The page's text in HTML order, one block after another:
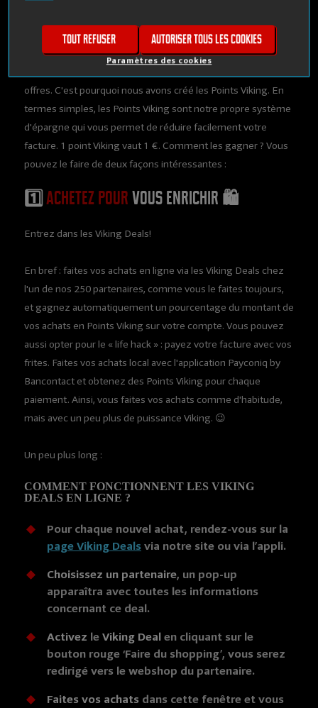
Chez Mobile Vikings, nous trouvons que vous ne méritez pas
offres. C'est pourquoi nous avons créé les Points Viking. En
termes simples, les Points Viking sont notre propre système
d'épargne qui vous permet de réduire facilement votre
facture. 1 point Viking vaut 1 €. Comment les gagner ? Vous
pouvez le faire de deux façons intéressantes :
1️⃣Achetez pourvous enrichir 🛍️
Entrez dans les Viking Deals!
En bref : faites vos achats en ligne via les Viking Deals chez
l'un de nos 250 partenaires, comme vous le faites toujours,
et gagnez automatiquement un pourcentage du montant de
vos achats en Points Viking sur votre compte. Vous pouvez
aussi opter pour le « life hack » : payez votre facture avec vos
frites. Faites vos achats local avec l'application Payconiq by
Bancontact et obtenez des Points Viking pour chaque
paiement. Ainsi, vous faites vos achats comme d'habitude,
mais avec un peu plus de puissance Viking. 😉
Un peu plus long :
COMMENT FONCTIONNENT LES VIKING
DEALS EN LIGNE ?
Pour chaque nouvel achat, rendez-vous sur la
page Viking Dealsvia notre site ou via l’appli.
Choisissez un partenaire, un pop-up
apparaîtra avec toutes les informations
concernant ce deal.
Activez leViking Dealen cliquant sur le
bouton rouge ‘Faire du shopping’, vous serez
redirigé vers le webshop du partenaire.
Faites vos achats dans cette fenêtre et vous
Paramètres des cookies
Tout refuser Autoriser tous les cookies